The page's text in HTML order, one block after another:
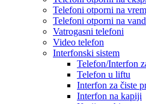
Telefoni otporni na
Telefoni otporni na
Vatrogasni telefoni
Video telefon
Interfonski sistem
Telefon/Interfon
Telefon u liftu
Interfon za čiste
Interfon na kapiji